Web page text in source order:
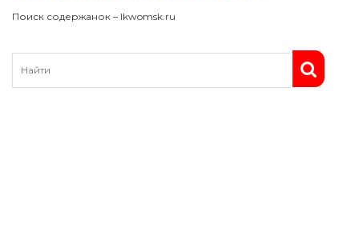
Поиск содержанок – lkwomsk.ru